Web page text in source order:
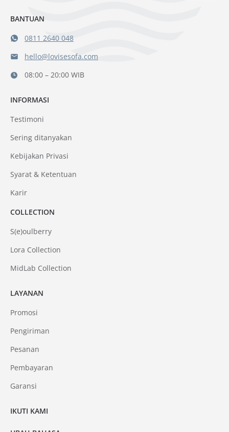
BANTUAN
0811 2640 048
hello@lovisesofa.com
08:00 – 20:00 WIB
LAYANAN
Promosi
Pengiriman
Pesanan
Pembayaran
Garansi
INFORMASI
Testimoni
Sering ditanyakan
Kebijakan Privasi
Syarat & Ketentuan
Karir
COLLECTION
S(e)oulberry
Lora Collection
MidLab Collection
IKUTI KAMI